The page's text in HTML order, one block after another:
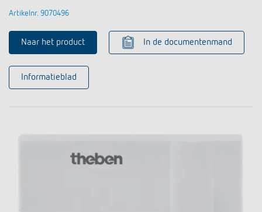
Artikelnr. 9070496
Naar het product In de documentenmand
Informatieblad